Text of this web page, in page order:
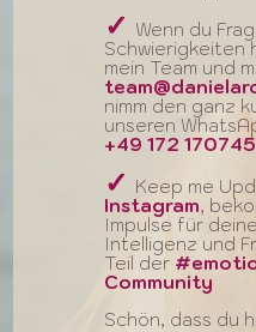
✓ Wenn du
Schwierigkeiten
mein Team und
nimm den ganz
unseren
+49 172
✓ Keep me
Instagram,
Impulse für
Intelligenz und
Teil der
Community
Schön, dass du